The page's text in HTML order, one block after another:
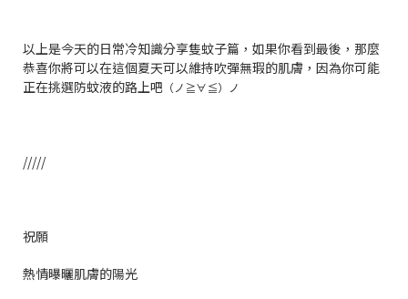
以上是今天的日常冷知識分享隻蚊子篇，如果你看到最後，那麼
恭喜你將可以在這個夏天可以維持吹彈無瑕的肌膚，因為你可能
正在挑選防蚊液的路上吧 （ノ≧∀≦）ノ
/////
祝願
熱情曝曬肌膚的陽光